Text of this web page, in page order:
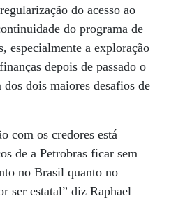
do acesso ao
do programa de
especialmente a exploração
depois de passado o
dois maiores desafios de
com os credores está
de a Petrobras ficar sem
no Brasil quanto no
ser estatal” diz Raphael